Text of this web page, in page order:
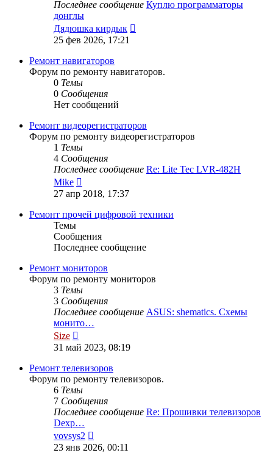
Последнее сообщение Куплю программаторы
донглы
Дядюшка кирдык
25 фев 2026, 17:21
Ремонт навигаторов
Форум по ремонту навигаторов.
0 Темы
0 Сообщения
Нет сообщений
Ремонт видеорегистраторов
Форум по ремонту видеорегистраторов
1 Темы
4 Сообщения
Последнее сообщение Re: Lite Tec LVR-482H
Mike
к
сообщению
27 апр 2018, 17:37
Ремонт прочей цифровой техники
Темы
Сообщения
Последнее сообщение
Ремонт мониторов
Форум по ремонту мониторов
3 Темы
3 Сообщения
Последнее сообщение ASUS: shematics. Схемы
монито…
Size
к
сообщению
31 май 2023, 08:19
Ремонт телевизоров
Форум по ремонту телевизоров.
6 Темы
7 Сообщения
Последнее сообщение Re: Прошивки телевизоров
Dexp…
vovsys2
к
23 янв 2026, 00:11